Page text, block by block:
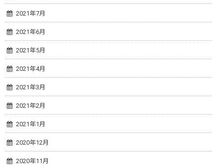
2021年7月
2021年6月
2021年5月
2021年4月
2021年3月
2021年2月
2021年1月
2020年12月
2020年11月